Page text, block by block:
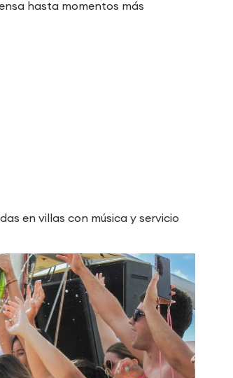
hasta momentos más
en villas con música y servicio